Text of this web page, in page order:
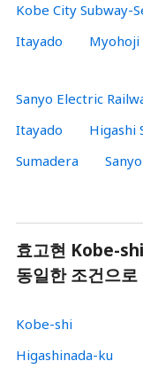
Kobe City Subway-
Itayado
Myohoji
Sanyo Electric
Itayado
Higashi
Sumadera
효고현 Kobe-
동일한 조건으로
Kobe-shi
Higashinada-ku